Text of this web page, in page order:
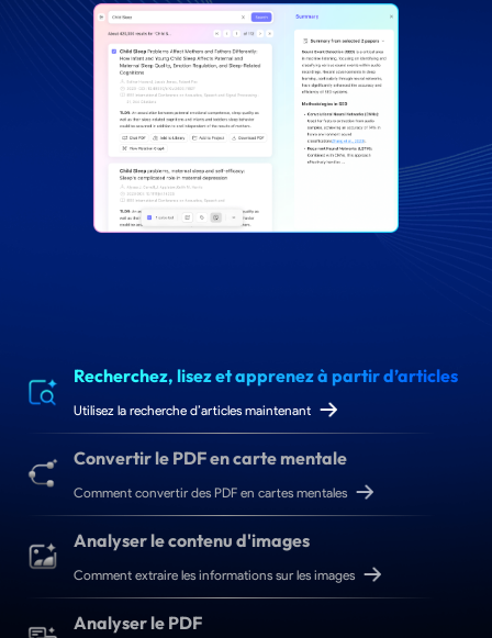
Recherchez, lisez et apprenez à partir d’articles
Utilisez la recherche d’articles maintenant
Convertir le PDF en carte mentale
Comment convertir des PDF en cartes mentales
Analyser le contenu d'images
Comment extraire les informations sur les images
Analyser le PDF